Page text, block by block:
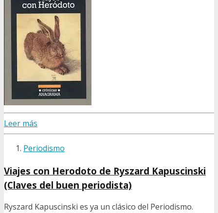
Leer más
Periodismo
Viajes con Herodoto de Ryszard Kapuscinski
(Claves del buen periodista)
Ryszard Kapuscinski es ya un clásico del Periodismo.